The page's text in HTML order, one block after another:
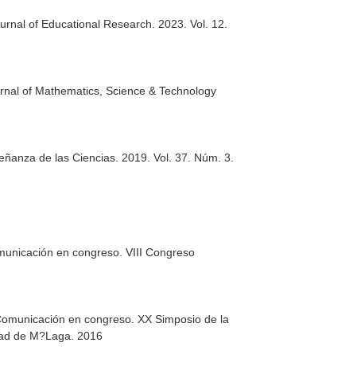
of Educational Research . 2023. Vol. 12.
of Mathematics, Science & Technology
de las Ciencias . 2019. Vol. 37. Núm. 3.
en congreso. VIII Congreso
en congreso. XX Simposio de la
de M?Laga. 2016